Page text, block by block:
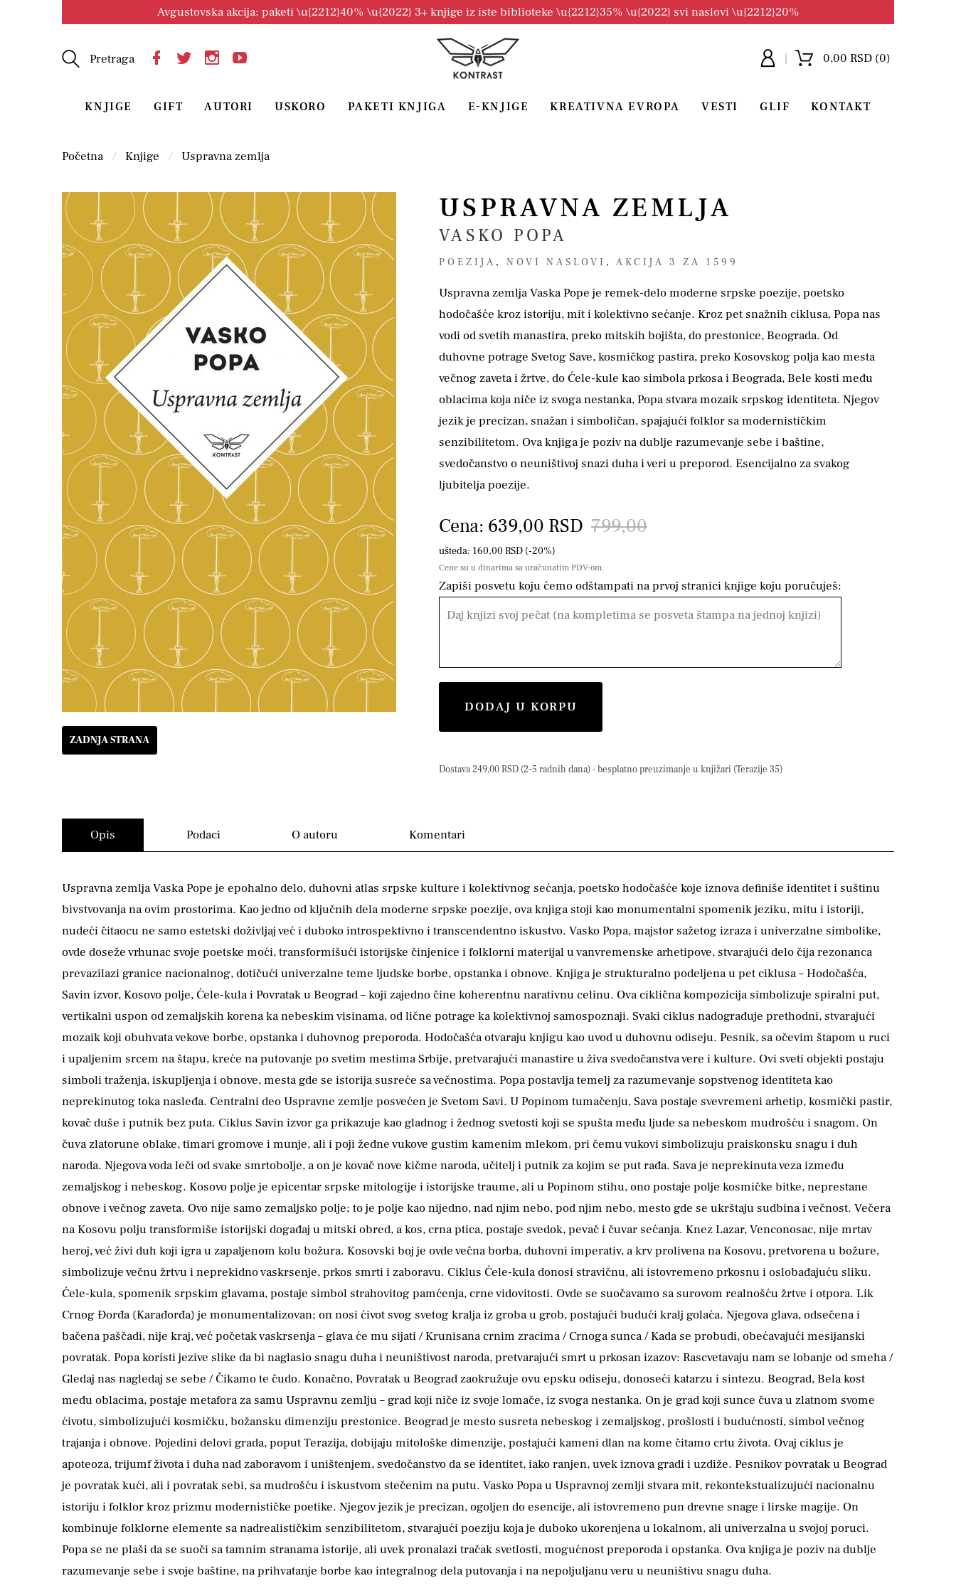
Avgustovska akcija: paketi \u{2212}40% \u{2022} 3+ knjige iz iste biblioteke \u{2212}35% \u{2022} svi naslovi \u{2212}20%
Pretraga 0,00 RSD (0)
KNJIGE GIFT AUTORI USKORO PAKETI KNJIGA E-KNJIGE KREATIVNA EVROPA VESTI GLIF KONTAKT
Početna Knjige Uspravna zemlja
ZADNJA STRANA
USPRAVNA ZEMLJA
VASKO POPA
POEZIJA , NOVI NASLOVI , AKCIJA 3 ZA 1599
Uspravna zemlja Vaska Pope je remek-delo moderne srpske poezije, poetsko
hodočašće kroz istoriju, mit i kolektivno sećanje. Kroz pet snažnih ciklusa, Popa nas
vodi od svetih manastira, preko mitskih bojišta, do prestonice, Beograda. Od
duhovne potrage Svetog Save, kosmičkog pastira, preko Kosovskog polja kao mesta
večnog zaveta i žrtve, do Ćele-kule kao simbola prkosa i Beograda, Bele kosti među
oblacima koja niče iz svoga nestanka, Popa stvara mozaik srpskog identiteta. Njegov
jezik je precizan, snažan i simboličan, spajajući folklor sa modernističkim
senzibilitetom. Ova knjiga je poziv na dublje razumevanje sebe i baštine,
svedočanstvo o neuništivoj snazi duha i veri u preporod. Esencijalno za svakog
ljubitelja poezije.
Cena: 639,00 RSD 799,00
ušteda: 160,00 RSD (-20%)
Cene su u dinarima sa uračunatim PDV-om.
Zapiši posvetu koju ćemo odštampati na prvoj stranici knjige koju poručuješ:
DODAJ U KORPU
Dostava 249,00 RSD (2–5 radnih dana) · besplatno preuzimanje u knjižari (Terazije 35)
Opis Podaci O autoru Komentari
Uspravna zemlja Vaska Pope je epohalno delo, duhovni atlas srpske kulture i kolektivnog sećanja, poetsko hodočašće koje iznova definiše identitet i suštinu
bivstvovanja na ovim prostorima. Kao jedno od ključnih dela moderne srpske poezije, ova knjiga stoji kao monumentalni spomenik jeziku, mitu i istoriji,
nudeći čitaocu ne samo estetski doživljaj već i duboko introspektivno i transcendentno iskustvo. Vasko Popa, majstor sažetog izraza i univerzalne simbolike,
ovde doseže vrhunac svoje poetske moći, transformišući istorijske činjenice i folklorni materijal u vanvremenske arhetipove, stvarajući delo čija rezonanca
prevazilazi granice nacionalnog, dotičući univerzalne teme ljudske borbe, opstanka i obnove. Knjiga je strukturalno podeljena u pet ciklusa – Hodočašća,
Savin izvor, Kosovo polje, Ćele-kula i Povratak u Beograd – koji zajedno čine koherentnu narativnu celinu. Ova ciklična kompozicija simbolizuje spiralni put,
vertikalni uspon od zemaljskih korena ka nebeskim visinama, od lične potrage ka kolektivnoj samospoznaji. Svaki ciklus nadograđuje prethodni, stvarajući
mozaik koji obuhvata vekove borbe, opstanka i duhovnog preporoda. Hodočašća otvaraju knjigu kao uvod u duhovnu odiseju. Pesnik, sa očevim štapom u ruci
i upaljenim srcem na štapu, kreće na putovanje po svetim mestima Srbije, pretvarajući manastire u živa svedočanstva vere i kulture. Ovi sveti objekti postaju
simboli traženja, iskupljenja i obnove, mesta gde se istorija susreće sa večnostima. Popa postavlja temelj za razumevanje sopstvenog identiteta kao
neprekinutog toka nasleđa. Centralni deo Uspravne zemlje posvećen je Svetom Savi. U Popinom tumačenju, Sava postaje svevremeni arhetip, kosmički pastir,
kovač duše i putnik bez puta. Ciklus Savin izvor ga prikazuje kao gladnog i žednog svetosti koji se spušta među ljude sa nebeskom mudrošću i snagom. On
čuva zlatorune oblake, timari gromove i munje, ali i poji žeđne vukove gustim kamenim mlekom, pri čemu vukovi simbolizuju praiskonsku snagu i duh
naroda. Njegova voda leči od svake smrtobolje, a on je kovač nove kičme naroda, učitelj i putnik za kojim se put rađa. Sava je neprekinuta veza između
zemaljskog i nebeskog. Kosovo polje je epicentar srpske mitologije i istorijske traume, ali u Popinom stihu, ono postaje polje kosmičke bitke, neprestane
obnove i večnog zaveta. Ovo nije samo zemaljsko polje; to je polje kao nijedno, nad njim nebo, pod njim nebo, mesto gde se ukrštaju sudbina i večnost. Večera
na Kosovu polju transformiše istorijski događaj u mitski obred, a kos, crna ptica, postaje svedok, pevač i čuvar sećanja. Knez Lazar, Venconosac, nije mrtav
heroj, već živi duh koji igra u zapaljenom kolu božura. Kosovski boj je ovde večna borba, duhovni imperativ, a krv prolivena na Kosovu, pretvorena u božure,
simbolizuje večnu žrtvu i neprekidno vaskrsenje, prkos smrti i zaboravu. Ciklus Ćele-kula donosi stravičnu, ali istovremeno prkosnu i oslobađajuću sliku.
Ćele-kula, spomenik srpskim glavama, postaje simbol strahovitog pamćenja, crne vidovitosti. Ovde se suočavamo sa surovom realnošću žrtve i otpora. Lik
Crnog Đorđa (Karađorđa) je monumentalizovan; on nosi ćivot svog svetog kralja iz groba u grob, postajući budući kralj golaća. Njegova glava, odsečena i
bačena paščadi, nije kraj, već početak vaskrsenja – glava će mu sijati / Krunisana crnim zracima / Crnoga sunca / Kada se probudi, obećavajući mesijanski
povratak. Popa koristi jezive slike da bi naglasio snagu duha i neuništivost naroda, pretvarajući smrt u prkosan izazov: Rascvetavaju nam se lobanje od smeha /
Gledaj nas nagledaj se sebe / Čikamo te čudo. Konačno, Povratak u Beograd zaokružuje ovu epsku odiseju, donoseći katarzu i sintezu. Beograd, Bela kost
među oblacima, postaje metafora za samu Uspravnu zemlju – grad koji niče iz svoje lomače, iz svoga nestanka. On je grad koji sunce čuva u zlatnom svome
ćivotu, simbolizujući kosmičku, božansku dimenziju prestonice. Beograd je mesto susreta nebeskog i zemaljskog, prošlosti i budućnosti, simbol večnog
trajanja i obnove. Pojedini delovi grada, poput Terazija, dobijaju mitološke dimenzije, postajući kameni dlan na kome čitamo crtu života. Ovaj ciklus je
apoteoza, trijumf života i duha nad zaboravom i uništenjem, svedočanstvo da se identitet, iako ranjen, uvek iznova gradi i uzdiže. Pesnikov povratak u Beograd
je povratak kući, ali i povratak sebi, sa mudrošću i iskustvom stečenim na putu. Vasko Popa u Uspravnoj zemlji stvara mit, rekontekstualizujući nacionalnu
istoriju i folklor kroz prizmu modernističke poetike. Njegov jezik je precizan, ogoljen do esencije, ali istovremeno pun drevne snage i lirske magije. On
kombinuje folklorne elemente sa nadrealističkim senzibilitetom, stvarajući poeziju koja je duboko ukorenjena u lokalnom, ali univerzalna u svojoj poruci.
Popa se ne plaši da se suoči sa tamnim stranama istorije, ali uvek pronalazi tračak svetlosti, mogućnost preporoda i opstanka. Ova knjiga je poziv na dublje
razumevanje sebe i svoje baštine, na prihvatanje borbe kao integralnog dela putovanja i na nepoljuljanu veru u neuništivu snagu duha.